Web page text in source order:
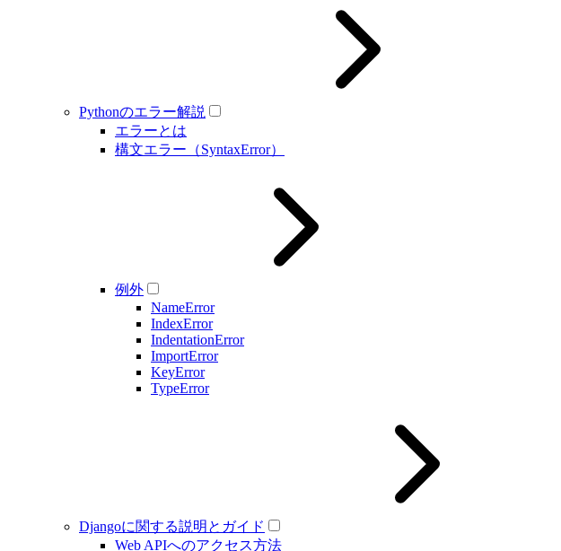
Pythonのエラー解説
エラーとは
構文エラー（SyntaxError）
例外
NameError
IndexError
IndentationError
ImportError
KeyError
TypeError
Djangoに関する説明とガイド
Web APIへのアクセス方法